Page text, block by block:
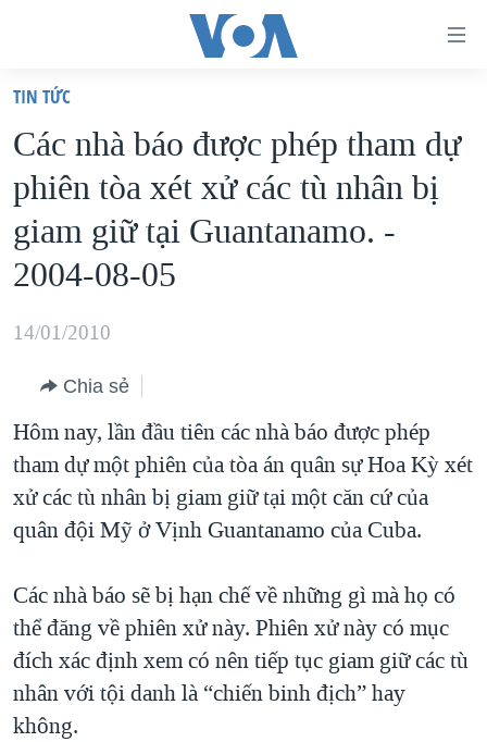
truy
cập
Tới
nội
dung
chính
Tới
hướng
chính
Đi
"Tìm"
VIỆT NAM
HOA KỲ
BIỂN ĐÔNG
THẾ GIỚI
MỤC
TỰ DO BÁO CHÍ
VẠCH TRẦN TIN GIẢ
NGƯỜI VIỆT HẢI NGOẠI
KINH TẾ
KHOA HỌC
SỨC KHOẺ
VĂN HOÁ
CHUYÊN ĐỀ
CHIẾN TRANH THƯƠNG MẠI CỦA MỸ: QUÁ KHỨ VÀ HIỆN
TẠI
HÀNH TRÌNH BẦU CỬ 2024
GIẢI MÃ VÀNH ĐAI & CON ĐƯỜNG
NGÀY TỊ NẠN THẾ GIỚI
TRỊNH VĨNH BÌNH - NGƯỜI HẠ 'BÊN THẮNG CUỘC'
GROUND ZERO – XƯA VÀ NAY
HỌC TIẾNG ANH
VIDEO
NGHE
MẠNG XÃ HỘI
Ngôn ngữ khác
TIN TỨC
Các nhà báo được phép tham dự
phiên tòa xét xử các tù nhân bị
giam giữ tại Guantanamo. -
2004-08-05
14/01/2010
Chia sẻ
Hôm nay, lần đầu tiên các nhà báo được phép
tham dự một phiên của tòa án quân sự Hoa Kỳ xét
xử các tù nhân bị giam giữ tại một căn cứ của
quân đội Mỹ ở Vịnh Guantanamo của Cuba.
Các nhà báo sẽ bị hạn chế về những gì mà họ có
thể đăng về phiên xử này. Phiên xử này có mục
đích xác định xem có nên tiếp tục giam giữ các tù
nhân với tội danh là “chiến binh địch” hay
không.